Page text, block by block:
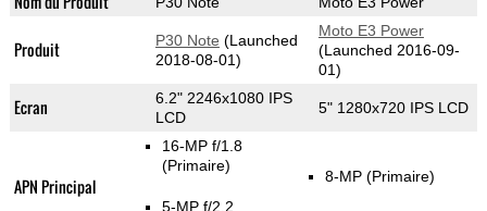
Produit P30 Note (Launched
2018-08-01)
Moto E3 Power
(Launched 2016-09-
01)
Ecran
6.2" 2246x1080 IPS
LCD
5" 1280x720 IPS LCD
APN Principal
16-MP f/1.8
(Primaire)
5-MP f/2.2
8-MP (Primaire)